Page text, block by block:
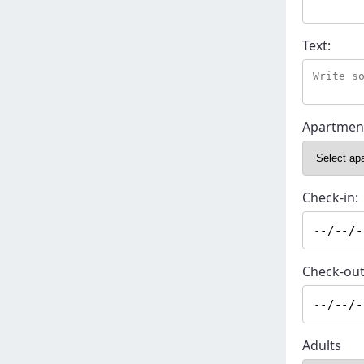
Text:
Check-in:
Check-
Adults